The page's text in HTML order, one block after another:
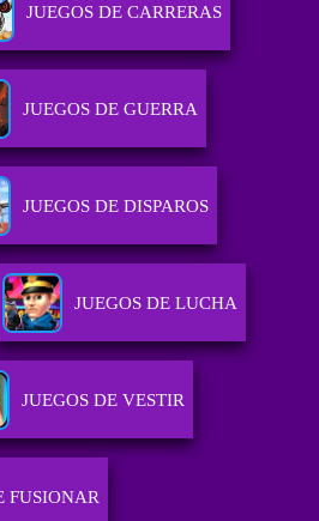
JUEGOS DE CARRERAS
JUEGOS DE GUERRA
JUEGOS DE DISPAROS
JUEGOS DE LUCHA
JUEGOS DE VESTIR
FUSIONAR